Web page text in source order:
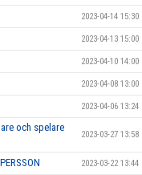
2023-04-14 15:30
2023-04-13 15:00
2023-04-10 14:00
2023-04-08 13:00
2023-04-06 13:24
och spelare
2023-03-27 13:58
2023-03-22 13:44